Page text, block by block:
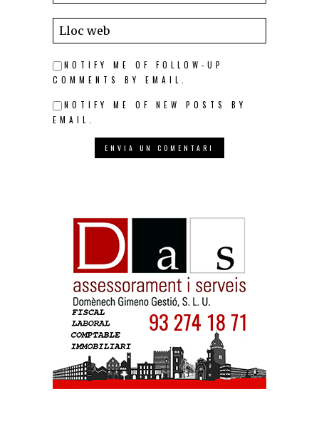
NOTIFY ME OF FOLLOW-UP
COMMENTS BY EMAIL.
NOTIFY ME OF NEW POSTS BY
EMAIL.